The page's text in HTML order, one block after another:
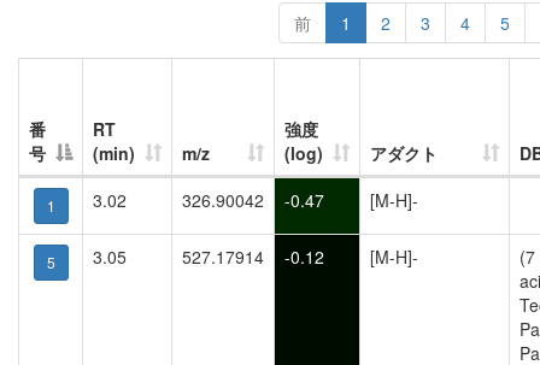
前
1 2 3 4 5
番
号
RT
(min)
m/z
強度
(log)
アダクト
1 3.02 326.90042 -0.47 [M-H]-
5 3.05 527.17914 -0.12 [M-H]-
(7